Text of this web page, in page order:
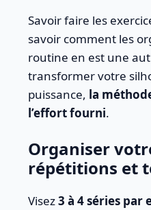
Savoir faire les
savoir comment les
routine en est une
transformer votre
puissance, la
l’effort fourni.
Organiser
répétitions et
Visez3 à 4 séries par